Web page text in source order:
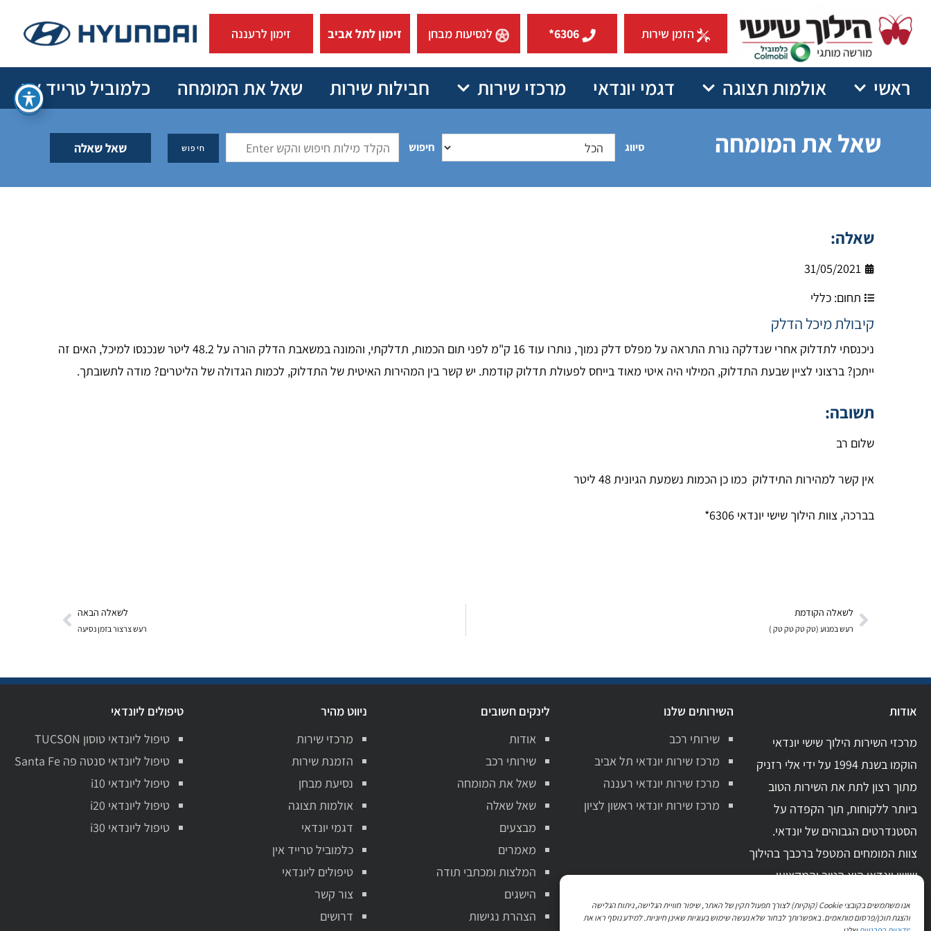
אנו משתמשים בקובצי Cookie (קוקיות) לצורך תפעול תקין של האתר, שיפור חוויית הגלישה, ניתוח הגלישה
והצגת תוכן/פרסום מותאמים. באפשרותך לבחור שלא נעשה שימוש בעוגיות שאינן חיוניות. למידע נוסף ראו את
הזמן שירות 6306* לנסיעות מבחן זימון לתל אביב זימון לרעננה
ראשי אולמות תצוגה דגמי יונדאי מרכזי שירות חבילות שירות שאל את המומחה כלמוביל טרייד אין
שאל את המומחה סיווג חיפוש שאל שאלה
שאלה:
31/05/2021
תחום: כללי
קיבולת מיכל הדלק
ניכנסתי לתדלוק אחרי שנדלקה נורת התראה על מפלס דלק נמוך, נותרו עוד 16 ק"מ לפני תום הכמות, תדלקתי, והמונה במשאבת הדלק הורה על 48.2 ליטר שנכנסו למיכל, האים זה
ייתכן? ברצוני לציין שבעת התדלוק, המילוי היה איטי מאוד בייחס לפעולת תדלוק קודמת. יש קשר בין המהירות האיטית של התדלוק, לכמות הגדולה של הליטרים? מודה לתשובתך.
תשובה:
שלום רב
אין קשר למהירות התידלוק כמו כן הכמות נשמעת הגיונית 48 ליטר
בברכה, צוות הילוך שישי יונדאי 6306*
לשאלה הקודמת
רעש במנוע (טק טק טק טק )
לשאלה הבאה
רעש צרצור בזמן נסיעה
אודות
מרכזי השירות הילוך שישי יונדאי
הוקמו בשנת 1994 על ידי אלי רזניק
מתוך רצון לתת את השירות הטוב
ביותר ללקוחות, תוך הקפדה על
הסטנדרטים הגבוהים של יונדאי.
צוות המומחים המטפל ברכבך בהילוך
שישי יונדאי הוא הטוב והמקצועי
וניסיון מעשי רב.
השירותים שלנו
שירותי רכב
מרכז שירות יונדאי תל אביב
מרכז שירות יונדאי רעננה
מרכז שירות יונדאי ראשון לציון
לינקים חשובים
אודות
שירותי רכב
שאל את המומחה
שאל שאלה
מבצעים
מאמרים
המלצות ומכתבי תודה
הישגים
הצהרת נגישות
ניווט מהיר
מרכזי שירות
הזמנת שירות
נסיעת מבחן
אולמות תצוגה
דגמי יונדאי
כלמוביל טרייד אין
טיפולים ליונדאי
צור קשר
דרושים
טיפולים ליונדאי
טיפול ליונדאי טוסון TUCSON
טיפול ליונדאי סנטה פה Santa Fe
טיפול ליונדאי i10
טיפול ליונדאי i20
טיפול ליונדאי i30